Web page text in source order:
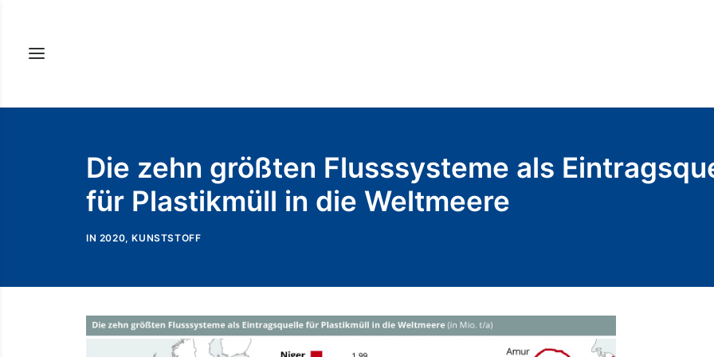
Die zehn größten Flusssysteme als
für Plastikmüll in die Weltmeere
IN 2020,KUNSTSTOFF